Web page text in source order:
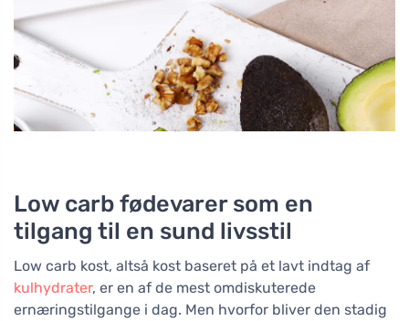
Low carb fødevarer som en
tilgang til en sund livsstil
Low carb kost, altså kost baseret på et lavt indtag af
kulhydrater, er en af de mest omdiskuterede
ernæringstilgange i dag. Men hvorfor bliver den stadig